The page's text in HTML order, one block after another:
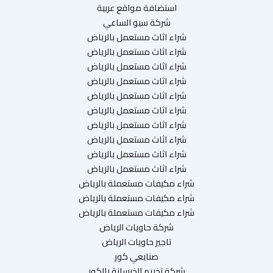
استضافة مواقع عربية
شركة سيو الساعي
شراء اثاث مستعمل بالرياض
شراء اثاث مستعمل بالرياض
شراء اثاث مستعمل بالرياض
شراء اثاث مستعمل بالرياض
شراء اثاث مستعمل بالرياض
شراء اثاث مستعمل بالرياض
شراء اثاث مستعمل بالرياض
شراء اثاث مستعمل بالرياض
شراء اثاث مستعمل بالرياض
شراء اثاث مستعمل بالرياض
شراء مكيفات مستعملة بالرياض
شراء مكيفات مستعملة بالرياض
شراء مكيفات مستعملة بالرياض
شركة حاويات الرياض
تاجير حاويات الرياض
صنايعي كور